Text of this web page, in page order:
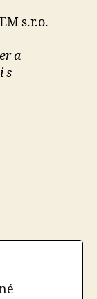
s.r.o.
a
s